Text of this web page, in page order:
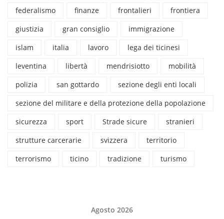
federalismo
finanze frontalieri
frontiera
giustizia
gran consiglio
immigrazione
islam
italia lavoro
lega dei ticinesi
leventina
libertà mendrisiotto
mobilità
polizia
san gottardo
sezione degli enti locali
sezione del militare e della protezione della popolazione
sicurezza
sport Strade sicure
stranieri
strutture carcerarie
svizzera
territorio
terrorismo
ticino tradizione turismo
Agosto 2026